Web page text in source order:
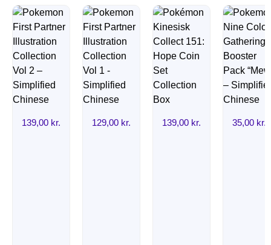
139,00 kr. 129,00 kr. 139,00 kr. 35,00 kr.